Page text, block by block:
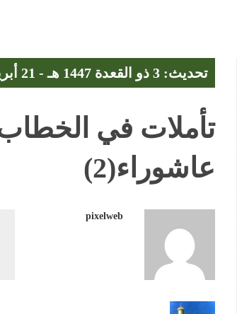
تحديث: 3 ذو القعدة 1447 هـ - 21 أبريل 2026
تأملات في
عاشوراء(2)
pixelweb